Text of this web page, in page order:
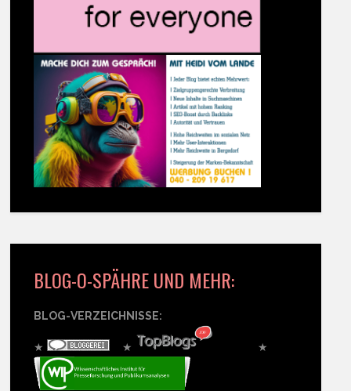
BLOG-O-SPÄHRE UND MEHR:
BLOG-VERZEICHNISSE:
★ ★ ★